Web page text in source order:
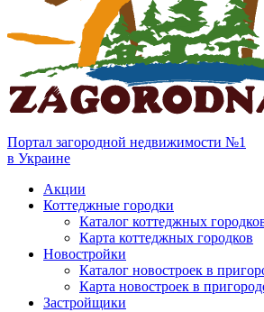
Портал загородной недвижимости №1
в Украине
Акции
Коттеджные городки
Каталог коттеджных
Карта коттеджных городков
Новостройки
Каталог новостроек в
Карта новостроек в
Застройщики